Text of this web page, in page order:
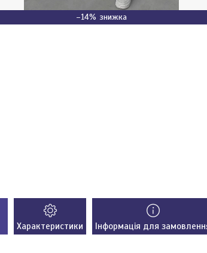
–14%
Характеристики Інформація для